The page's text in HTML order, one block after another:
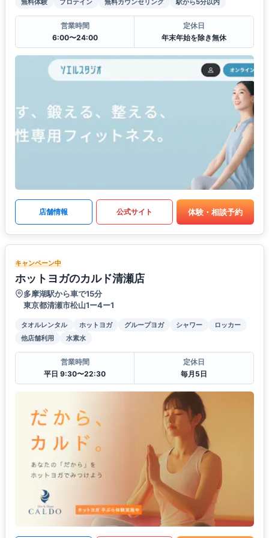
営業時間
6:00〜24:00
定休日
年末年始を除き無休
店舗情報 公式サイト 体験・相談予約
キャンペーン中
ホットヨガのカルド清瀬店
多摩湖駅から車で15分
東京都清瀬市松山1ー4ー1
タオルレンタル ホットヨガ グループヨガ シャワー
ロッカー
他店舗利用
水素水
営業時間
平日 9:30〜22:30
定休日
毎月5日